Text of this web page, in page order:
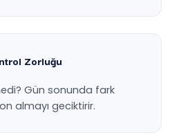
Zorluğu
Gün sonunda fark
almayı geciktirir.